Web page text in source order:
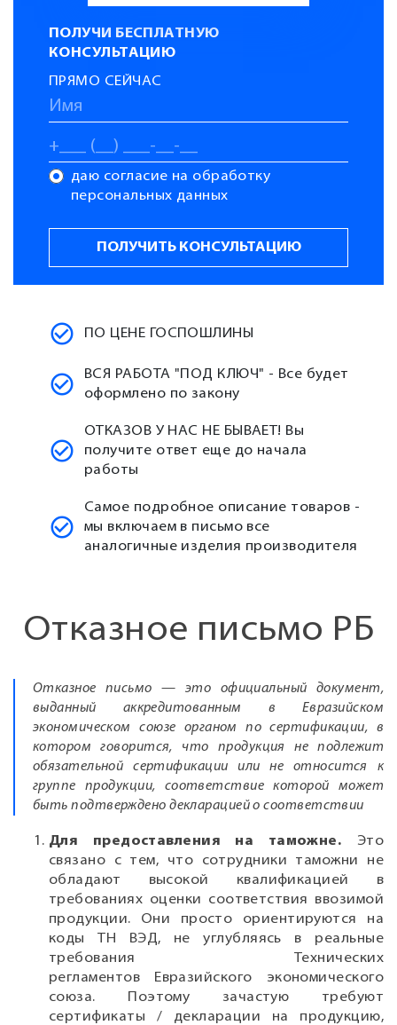
ПОЛУЧИ БЕСПЛАТНУЮ
КОНСУЛЬТАЦИЮ
ПРЯМО СЕЙЧАС
даю согласие на обработку
персональных данных
ПО ЦЕНЕ ГОСПОШЛИНЫ
ВСЯ РАБОТА "ПОД КЛЮЧ" - Все будет
оформлено по закону
ОТКАЗОВ У НАС НЕ БЫВАЕТ! Вы
получите ответ еще до начала
работы
Самое подробное описание товаров -
мы включаем в письмо все
аналогичные изделия производителя
Отказное письмо РБ
Отказное письмо — это официальный документ,
выданный аккредитованным в Евразийском
экономическом союзе органом по сертификации, в
котором говорится, что продукция не подлежит
обязательной сертификации или не относится к
группе продукции, соответствие которой может
быть подтверждено декларацией о соответствии
Для предоставления на таможне. Это
связано с тем, что сотрудники таможни не
обладают высокой квалификацией в
требованиях оценки соответствия ввозимой
продукции. Они просто ориентируются на
коды ТН ВЭД, не углубляясь в реальные
требования Технических
регламентов Евразийского экономического
союза. Поэтому зачастую требуют
сертификаты / декларации на продукцию,